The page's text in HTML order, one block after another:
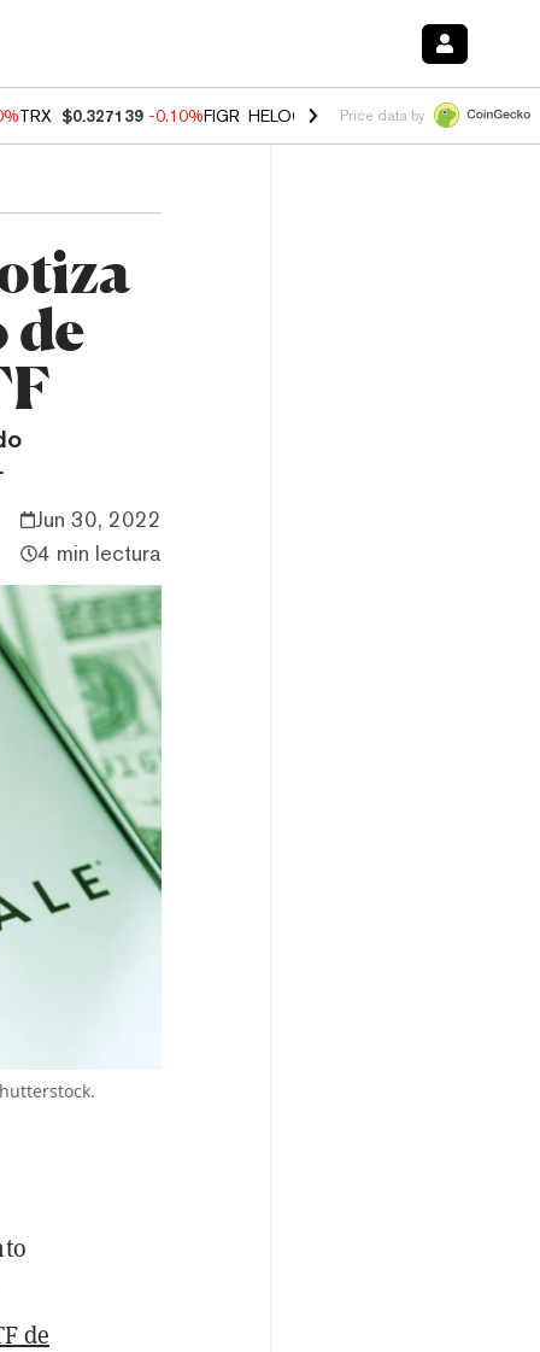
TRX $0.327139 -0.10%FIGR_HELOC $1.02 1.70% HYPE $55.61 -
Price data by
de
Jun 30, 2022
4 min lectura
de